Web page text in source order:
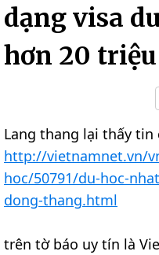
dạng visa
hơn 20
Lang thang lại thấy tin
http://vietnamnet.vn/
hoc/50791/du-hoc-
dong-thang.html
trên tờ báo uy tín là